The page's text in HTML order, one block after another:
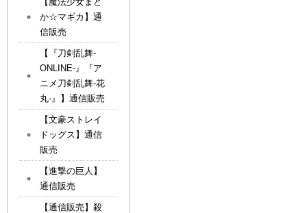
か☆マギカ】通
信販売
【『刀剣乱舞-
ONLINE-』『ア
ニメ刀剣乱舞-花
丸-』】通信販売
【文豪ストレイ
ドッグス】通信
販売
【進撃の巨人】
通信販売
【通信販売】殺